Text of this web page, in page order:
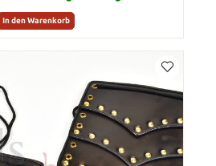
In den Warenkorb